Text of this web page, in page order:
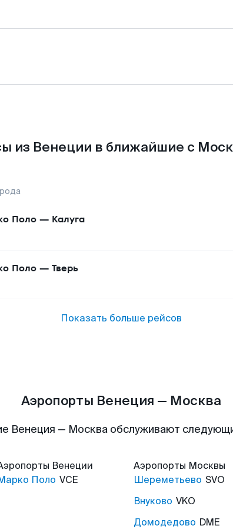
из Венеции в ближайшие с
Поло — Калуга
Поло — Тверь
Показать больше рейсов
Аэропорты Венеция — Москва
Венеция — Москва обслуживают
Венеции
Поло VCE
Аэропорты Москвы
Шереметьево SVO
Внуково VKO
Домодедово DME